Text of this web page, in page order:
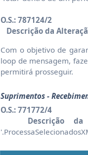
O.S.: 787124/2
Descrição da
Com o objetivo de
loop de mensagem,
permitirá prosseguir.
Suprimentos -
O.S.: 771772/4
Descrição da